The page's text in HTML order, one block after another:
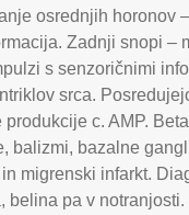
osrednjih horonov
Zadnji snopi –
s senzoričnimi
srca.
c. AMP.
, balizmi, bazalne
migrenski infarkt.
, belina pa v